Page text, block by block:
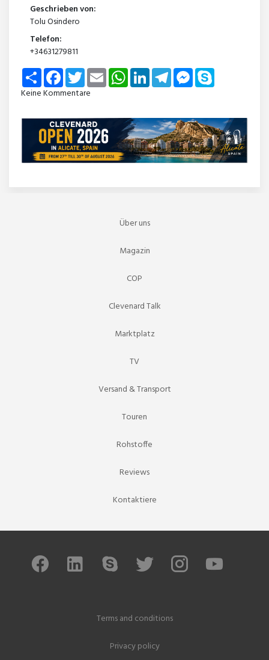
Geschrieben von:
Tolu Osindero
Telefon:
+34631279811
Share FacebookTwitterEmail WhatsAppLinkedInTelegramMessenger
Keine Kommentare
Über uns
Magazin
COP
Clevenard Talk
Marktplatz
TV
Versand & Transport
Touren
Rohstoffe
Reviews
Kontaktiere
Terms and conditions
Privacy policy